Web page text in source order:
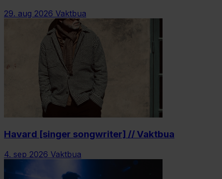
29. aug 2026 Vaktbua
Havard [singer songwriter] // Vaktbua
4. sep 2026 Vaktbua